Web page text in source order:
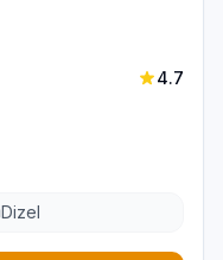
4.7
Dizel